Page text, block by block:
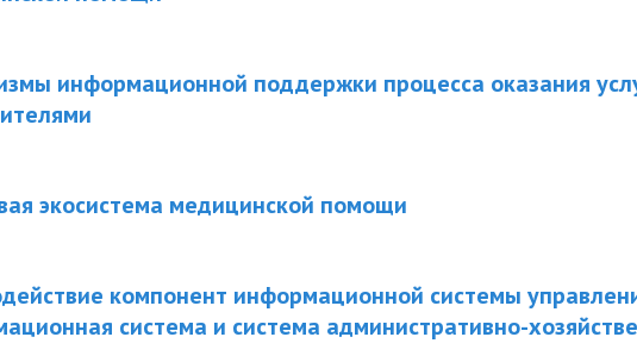
информационной поддержки процесса оказания
экосистема медицинской помощи
компонент информационной системы
система и система административно-